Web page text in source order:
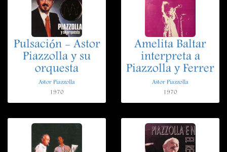
Pulsación - Astor
Piazzolla y su
orquesta
Astor Piazzolla
1970
Amelita Baltar
interpreta a
Piazzolla y Ferrer
Astor Piazzolla
1970